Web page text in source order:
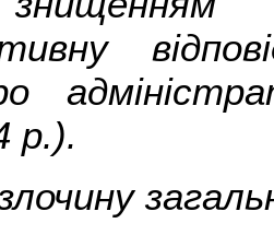
р.).